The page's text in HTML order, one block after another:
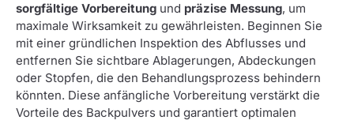
sorgfältige Vorbereitung und präzise Messung, um
maximale Wirksamkeit zu gewährleisten. Beginnen Sie
mit einer gründlichen Inspektion des Abflusses und
entfernen Sie sichtbare Ablagerungen, Abdeckungen
oder Stopfen, die den Behandlungsprozess behindern
könnten. Diese anfängliche Vorbereitung verstärkt die
Vorteile des Backpulvers und garantiert optimalen